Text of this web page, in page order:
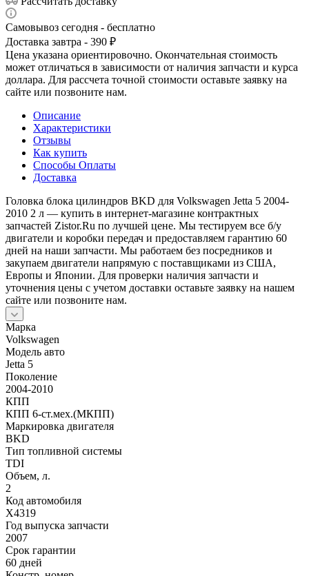
Самовывоз сегодня - бесплатно
Доставка завтра - 390 ₽
Цена указана ориентировочно. Окончательная стоимость
может отличаться в зависимости от наличия запчасти и курса
доллара. Для рассчета точной стоимости оставьте заявку на
сайте или позвоните нам.
Описание
Характеристики
Отзывы
Как купить
Способы Оплаты
Доставка
Головка блока цилиндров BKD для Volkswagen Jetta 5 2004-
2010 2 л — купить в интернет-магазине контрактных
запчастей Zistor.Ru по лучшей цене. Мы тестируем все б/у
двигатели и коробки передач и предоставляем гарантию 60
дней на наши запчасти. Мы работаем без посредников и
закупаем двигатели напрямую с поставщиками из США,
Европы и Японии. Для проверки наличия запчасти и
уточнения цены с учетом доставки оставьте заявку на нашем
сайте или позвоните нам.
Марка
Volkswagen
Модель авто
Jetta 5
Поколение
2004-2010
КПП
КПП 6-ст.мех.(МКПП)
Маркировка двигателя
BKD
Тип топливной системы
TDI
Объем, л.
2
Код автомобиля
X4319
Год выпуска запчасти
2007
Срок гарантии
60 дней